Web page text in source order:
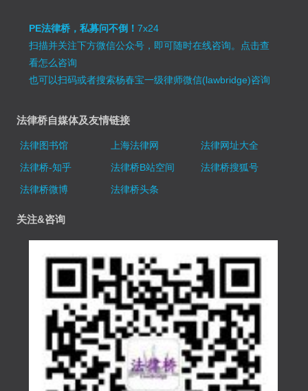
PE法律桥，私募问不倒！7x24
扫描并关注下方微信公众号，即可随时在线咨询。 点击查
看怎么咨询
也可以扫码或者搜索杨春宝一级律师微信(lawbridge)咨询
法律桥自媒体及友情链接
法律图书馆 上海法律网
法律网址大全
法律桥-知乎
法律桥B站空间
法律桥搜狐号
法律桥微博
法律桥头条
关注&咨询